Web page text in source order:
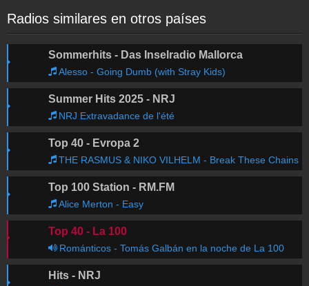
Radios similares en otros países
Sommerhits - Das Inselradio Mallorca
Alesso - Going Dumb (with Stray Kids)
Summer Hits 2025 - NRJ
NRJ Extravadance de l'été
Top 40 - Evropa 2
THE RASMUS & NIKO VILHELM - Break These Chains
Top 100 Station - RM.FM
Alice Merton - Easy
Top 40 - La 100
Románticos - Tomás Galbán en la noche de La 100
Hits - NRJ